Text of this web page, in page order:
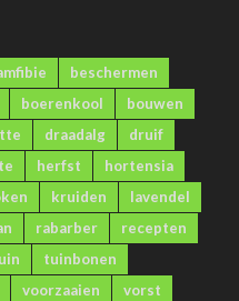
beschermen
boerenkool
bouwen
draadalg
druif
herfst
hortensia
kruiden
lavendel
rabarber
recepten
tuinbonen
voorzaaien
vorst